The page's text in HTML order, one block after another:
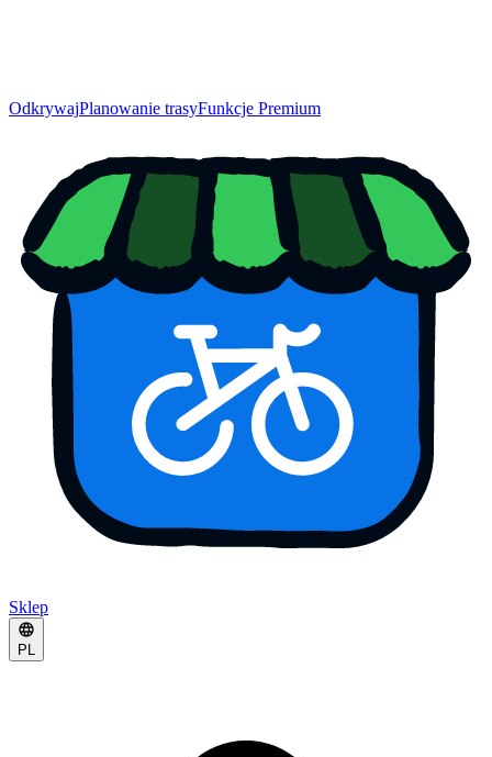
OdkrywajPlanowanie trasyFunkcje Premium
Sklep
PL